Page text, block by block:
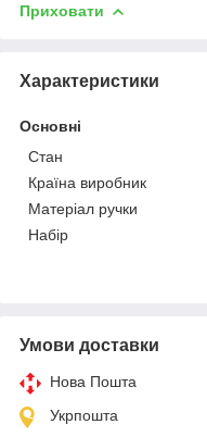
Приховати
Характеристики
Основні
Стан
Країна виробник
Матеріал ручки
Набір
Умови доставки
Нова Пошта
Укрпошта